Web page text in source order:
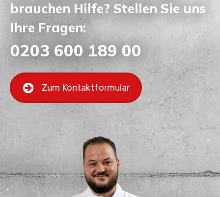
brauchen Hilfe? Stellen Sie uns
Ihre Fragen:
0203 600 189 00
Zum Kontaktformular